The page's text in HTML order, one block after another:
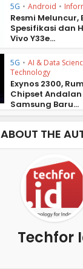
5G • Android •
Resmi Meluncur,
Spesifikasi dan
Vivo Y33e...
5G • AI & Data
Technology
Exynos 2300,
Chipset Andalan
Samsung Baru...
ABOUT THE
Techfor